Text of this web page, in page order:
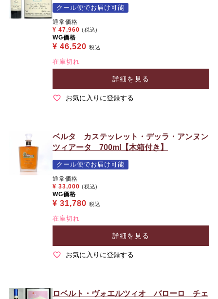
クール便でお届け可能
通常価格
¥ 47,960 (税込)
WG価格
¥ 46,520 税込
在庫切れ
詳細を見る
お気に入りに登録する
ベルタ カステッレット・デッラ・アンヌン
ツィアータ 700ml【木箱付き】
クール便でお届け可能
通常価格
¥ 33,000 (税込)
WG価格
¥ 31,780 税込
在庫切れ
詳細を見る
お気に入りに登録する
ロベルト・ヴォエルツィオ バローロ チェ